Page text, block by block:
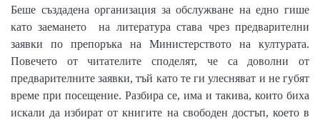
Беше създадена организация за обслужване на едно гише
като заемането
на литература става чрез предварителни
заявки по препоръка на Министерството на културата.
Повечето от читателите споделят, че са доволни от
предварителните заявки, тъй като те ги улесняват и не губят
време при посещение. Разбира се, има и такива, които биха
искали да избират от книгите на свободен достъп, което в